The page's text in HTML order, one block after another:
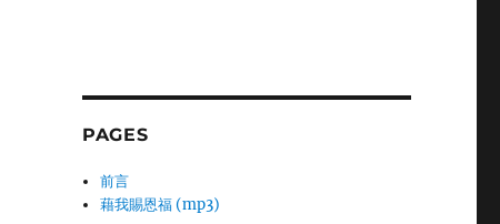
PAGES
前言
藉我賜恩福 (mp3)